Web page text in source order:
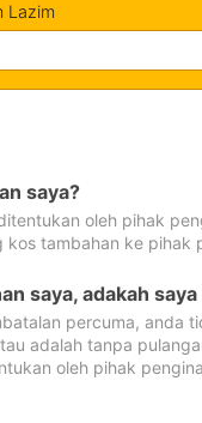
Lazim
saya?
oleh pihak
tambahan ke pihak
saya, adakah
percuma, anda
adalah tanpa
oleh pihak